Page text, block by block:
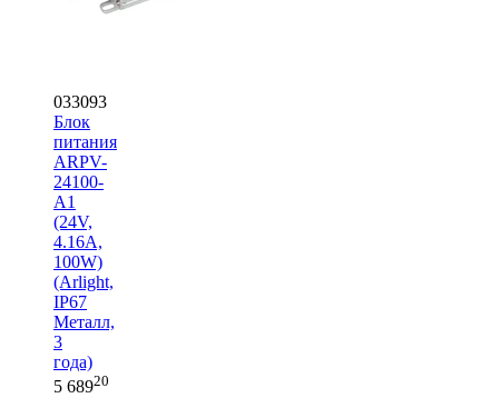
033093
Блок
питания
ARPV-
24100-
A1
(24V,
4.16A,
100W)
(Arlight,
IP67
Металл,
3
года)
5 68920